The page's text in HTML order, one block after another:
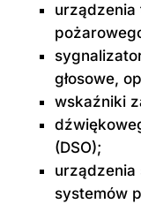
urządzenia
głosowe,
wskaźniki
(DSO);
systemów